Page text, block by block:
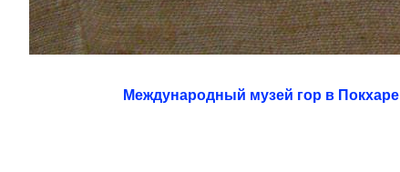
Международный музей гор в Покхаре